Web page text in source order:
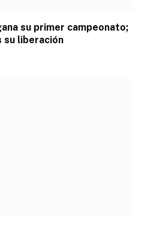
su primer campeonato;
su liberación